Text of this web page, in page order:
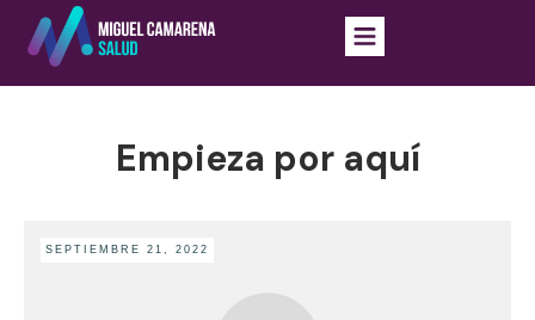
Empieza por aquí
SEPTIEMBRE 21, 2022